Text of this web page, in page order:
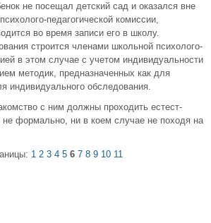
не посещал детский сад и оказался вне
педагогической комиссии,
во время записи его в школу.
строится членами школьной психолого-
в этом случае с учетом индивидуальности
методик, предназначенных как для
ин­дивидуального обследования.
с ним должны проходить естест­
не формально, ни в коем случае не походя на
1 2 3 4 5 6 7 8 9 10 11